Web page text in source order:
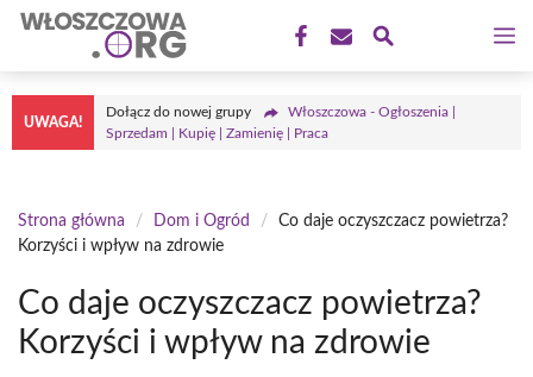
Przejdź
treści
UWAGA!
Dołącz do nowej grupy
Włoszczowa - Ogłoszenia |
Sprzedam | Kupię | Zamienię | Praca
Strona główna / Dom i Ogród /
Co daje oczyszczacz powietrza?
Korzyści i wpływ na zdrowie
Co daje oczyszczacz powietrza?
Korzyści i wpływ na zdrowie